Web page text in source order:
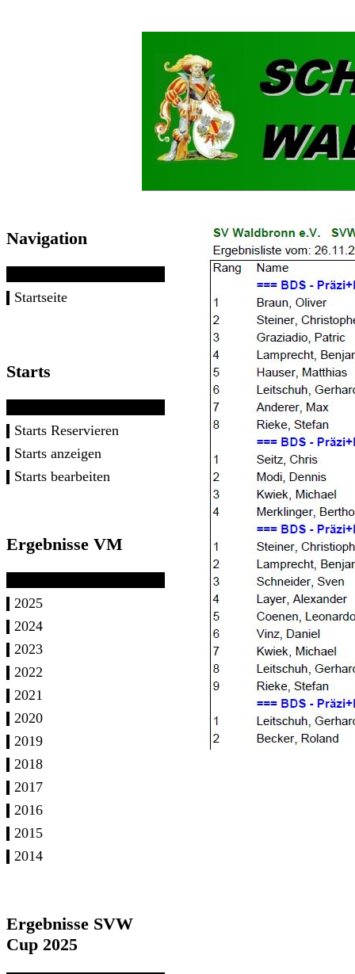
Navigation
Startseite
Starts
Starts Reservieren
Starts anzeigen
Starts bearbeiten
Ergebnisse VM
2025
2024
2023
2022
2021
2020
2019
2018
2017
2016
2015
2014
Ergebnisse SVW
Cup 2025